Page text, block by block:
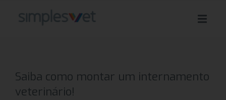
Saiba como montar um internamento
veterinário!